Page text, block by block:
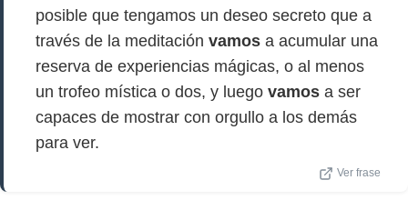
posible que tengamos un deseo secreto que a
través de la meditación vamos a acumular una
reserva de experiencias mágicas, o al menos
un trofeo mística o dos, y luego vamos a ser
capaces de mostrar con orgullo a los demás
para ver.
Ver frase